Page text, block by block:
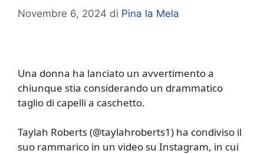
Novembre 6, 2024 di Pina la Mela
Una donna ha lanciato un avvertimento a
chiunque stia considerando un drammatico
taglio di capelli a caschetto.
Taylah Roberts (@taylahroberts1) ha condiviso il
suo rammarico in un video su Instagram, in cui